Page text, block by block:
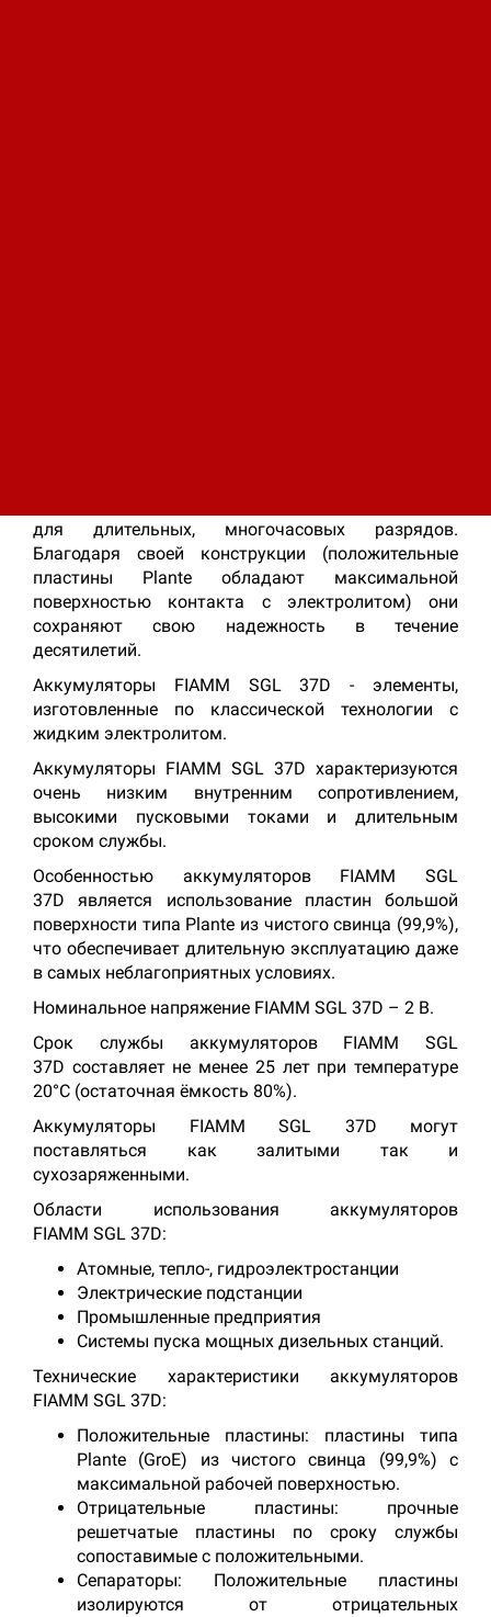
для длительных, многочасовых разрядов.
Благодаря своей конструкции (положительные
пластины Plante обладают максимальной
поверхностью контакта с электролитом) они
сохраняют свою надежность в течение
десятилетий.
Аккумуляторы FIAMM SGL 37D - элементы,
изготовленные по классической технологии с
жидким электролитом.
Аккумуляторы FIAMM SGL 37D характеризуются
очень низким внутренним сопротивлением,
высокими пусковыми токами и длительным
сроком службы.
Особенностью аккумуляторов FIAMM SGL
37D является использование пластин большой
поверхности типа Plante из чистого свинца (99,9%),
что обеспечивает длительную эксплуатацию даже
в самых неблагоприятных условиях.
Номинальное напряжение FIAMM SGL 37D – 2 В.
Срок службы аккумуляторов FIAMM SGL
37D составляет не менее 25 лет при температуре
20°C (остаточная ёмкость 80%).
Аккумуляторы FIAMM SGL 37D могут
поставляться как залитыми так и
сухозаряженными.
Области использования аккумуляторов
FIAMM SGL 37D:
Атомные, тепло-, гидроэлектростанции
Электрические подстанции
Промышленные предприятия
Системы пуска мощных дизельных станций.
Технические характеристики аккумуляторов
FIAMM SGL 37D:
Положительные пластины: пластины типа
Plante (GroE) из чистого свинца (99,9%) с
максимальной рабочей поверхностью.
Отрицательные пластины: прочные
решетчатые пластины по сроку службы
сопоставимые с положительными.
Сепараторы: Положительные пластины
изолируются от отрицательных